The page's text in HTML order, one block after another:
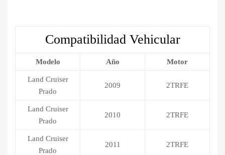
Compatibilidad Vehicular
Modelo Año Motor
Land Cruiser
Prado
2009 2TRFE
Land Cruiser
Prado
2010 2TRFE
Land Cruiser
Prado
2011 2TRFE